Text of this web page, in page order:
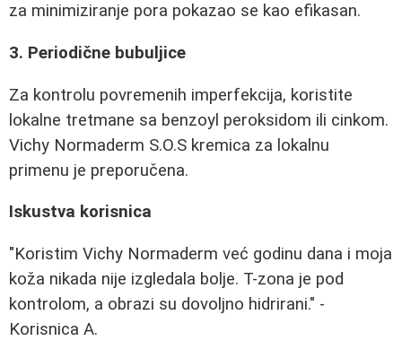
za minimiziranje pora pokazao se kao efikasan.
3. Periodične bubuljice
Za kontrolu povremenih imperfekcija, koristite
lokalne tretmane sa benzoyl peroksidom ili cinkom.
Vichy Normaderm S.O.S kremica za lokalnu
primenu je preporučena.
Iskustva korisnica
"Koristim Vichy Normaderm već godinu dana i moja
koža nikada nije izgledala bolje. T-zona je pod
kontrolom, a obrazi su dovoljno hidrirani." -
Korisnica A.